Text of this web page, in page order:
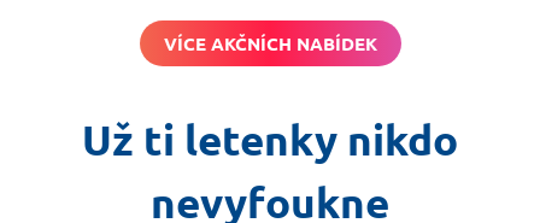
VÍCE AKČNÍCH NABÍDEK
Už ti letenky nikdo
nevyfoukne